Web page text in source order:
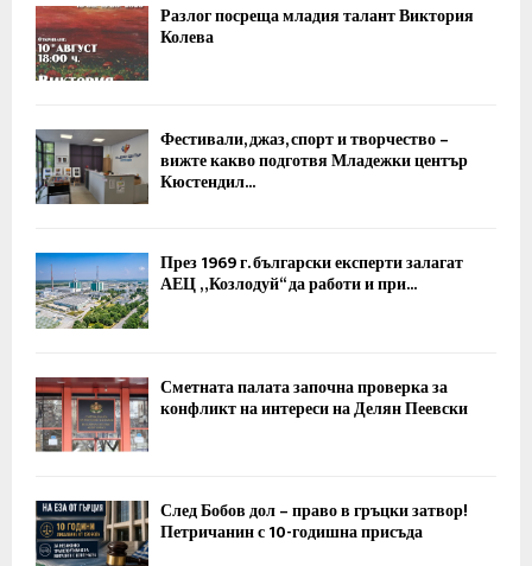
Разлог посреща младия талант Виктория
Колева
Фестивали, джаз, спорт и творчество –
вижте какво подготвя Младежки център
Кюстендил...
През 1969 г. български експерти залагат
АЕЦ „Козлодуй“ да работи и при...
Сметната палата започна проверка за
конфликт на интереси на Делян Пеевски
След Бобов дол – право в гръцки затвор!
Петричанин с 10-годишна присъда